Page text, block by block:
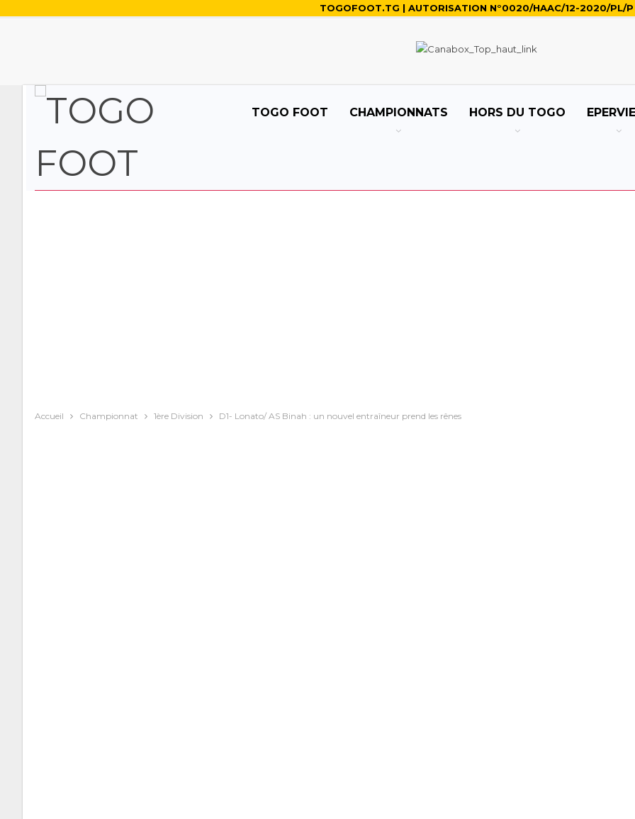
TOGOFOOT.TG | AUTORISATION N°0020/HAAC/12-2020/PL/P
TOGO FOOT CHAMPIONNATS HORS DU TOGO
Accueil Championnat 1ère Division D1- Lonato/ AS Binah : un nouvel entraîneur prend les rênes